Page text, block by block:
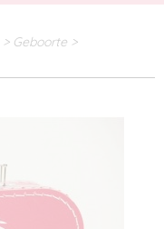
> Geboorte >